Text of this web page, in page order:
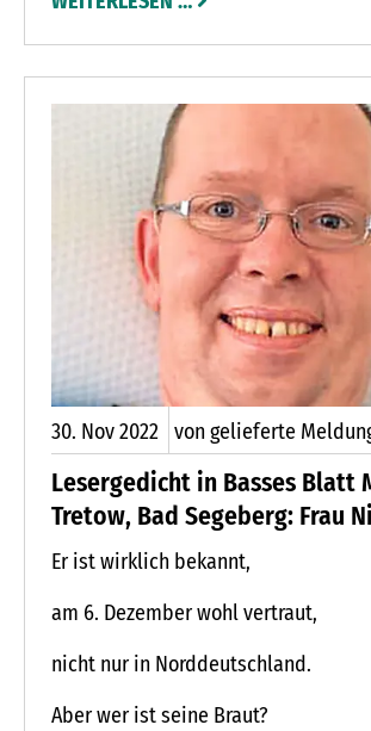
kann sich gern unter 01 71 / 8 11 32
melden.
30. Nov2022 von gelieferte
Lesergedicht in Basses Blatt
Tretow, Bad Segeberg: Frau
Er ist wirklich bekannt,
am 6. Dezember wohl vertraut,
nicht nur in Norddeutschland.
Aber wer ist seine Braut?